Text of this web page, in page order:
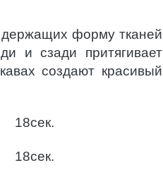
держащих форму тканей
и сзади притягивает
создают красивый
17сек.
17сек.